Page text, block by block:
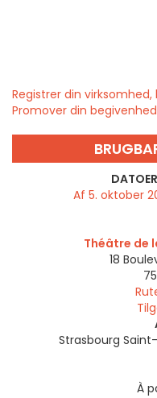
Registrer din virksomhed,
Promover din
Af 5. oktober
Théâtre de
18
Strasbourg
À